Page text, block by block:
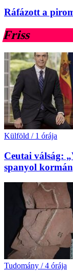
Ráfázott a
Friss
Külföld / 1 órája
Ceutai válság:
spanyol
Tudomány / 4 órája